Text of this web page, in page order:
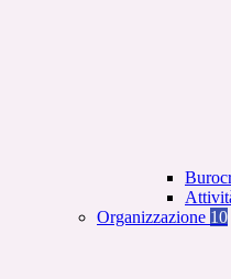
Organizzazione 10